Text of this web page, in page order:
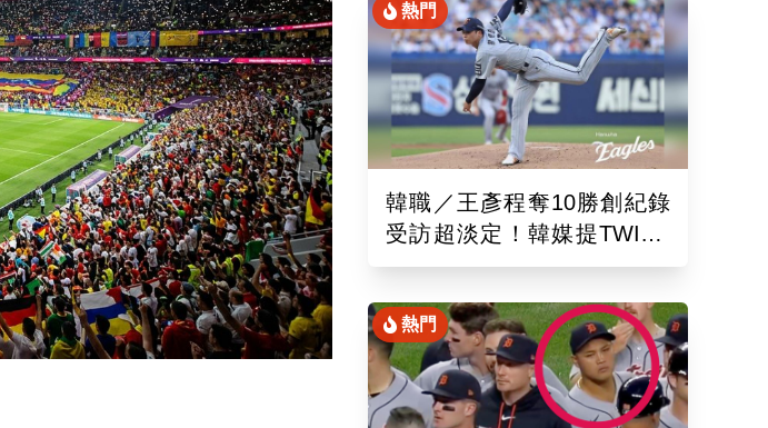
熱門
韓職／王彥程奪10勝創紀錄
受訪超淡定！韓媒提TWICE
娜璉笑開懷網友全笑翻
熱門